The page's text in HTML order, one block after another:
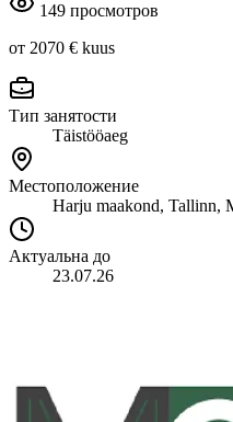
149 просмотров
от 2070 € kuus
Тип занятости
Täistööaeg
Местоположение
Harju maakond, Tallinn,
Актуальна до
23.07.26